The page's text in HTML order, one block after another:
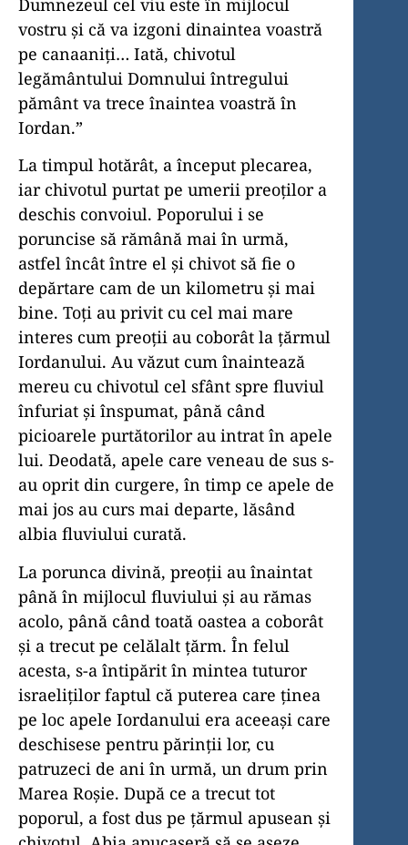
Dumnezeul cel viu este în mijlocul
vostru și că va izgoni dinaintea voastră
pe canaaniți… Iată, chivotul
legământului Domnului întregului
pământ va trece înaintea voastră în
Iordan.”
La timpul hotărât, a început plecarea,
iar chivotul purtat pe umerii preoților a
deschis convoiul. Poporului i se
poruncise să rămână mai în urmă,
astfel încât între el și chivot să fie o
depărtare cam de un kilometru și mai
bine. Toți au privit cu cel mai mare
interes cum preoții au coborât la țărmul
Iordanului. Au văzut cum înaintează
mereu cu chivotul cel sfânt spre fluviul
înfuriat și înspumat, până când
picioarele purtătorilor au intrat în apele
lui. Deodată, apele care veneau de sus s-
au oprit din curgere, în timp ce apele de
mai jos au curs mai departe, lăsând
albia fluviului curată.
La porunca divină, preoții au înaintat
până în mijlocul fluviului și au rămas
acolo, până când toată oastea a coborât
și a trecut pe celălalt țărm. În felul
acesta, s-a întipărit în mintea tuturor
israeliților faptul că puterea care ținea
pe loc apele Iordanului era aceeași care
deschisese pentru părinții lor, cu
patruzeci de ani în urmă, un drum prin
Marea Roșie. După ce a trecut tot
poporul, a fost dus pe țărmul apusean și